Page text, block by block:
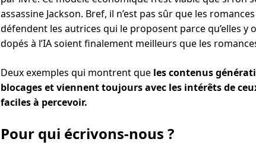
assassine Jackson. Bref, il n’est pas sûr que les
défendent les autrices qui le proposent parce qu’elles
dopés à l’IA soient finalement meilleurs que les
Deux exemples qui montrent que les contenus
blocages et viennent toujours avec les intérêts de
faciles à percevoir.
Pour qui écrivons-nous ?